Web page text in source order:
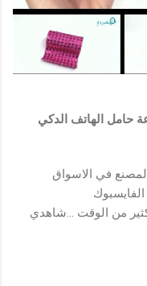
حامل الهاتف الدكي
في الاسواق
من الوقت ...شاهدي